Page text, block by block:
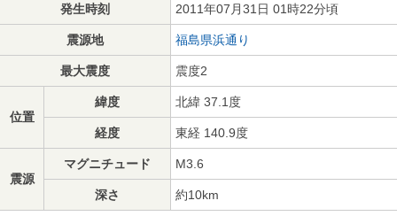
発生時刻 2011年07月31日 01時22分頃
震源地 福島県浜通り
最大震度 震度2
位置
緯度 北緯 37.1度
経度 東経 140.9度
震源
マグニチュード M3.6
深さ 約10km